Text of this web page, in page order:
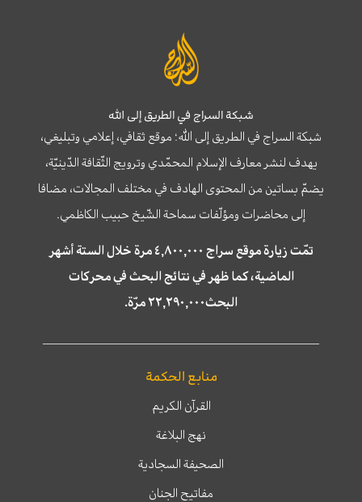
شبكة السراج في الطريق إلى الله
شبكة السراج في الطريق إلى الله؛ موقع ثقافي، إعلامي وتبليغي،
يهدف لنشر معارف الإسلام المحمّدي وترويج الثّقافة الدّينيّة،
يضمّ بساتين من المحتوى الهادف في مختلف المجالات، مضافا
إلى محاضرات ومؤلّفات سماحة الشّيخ حبيب الكاظمي.
تمّت زيارة موقع سراج ٤,٨٠٠,٠٠٠ مرة خلال الستة أشهر
الماضية، كما ظهر في نتائج البحث في محركات
البحث٢٢,٢٩٠,٠٠٠ مرّة.
منابع الحكمة
القرآن الكريم
نهج البلاغة
الصحيفة السجادية
مفاتيح الجنان